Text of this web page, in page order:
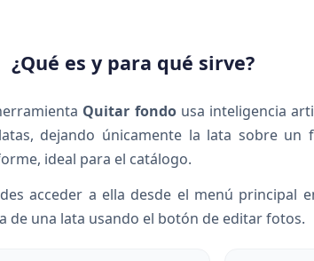
¿Qué es y para qué sirve?
Quitar fondousa inteligencia
dejando únicamente la lata sobre
ideal para el catálogo.
acceder a ella desde el menú principal
de una lata usando el botón de editar fotos.